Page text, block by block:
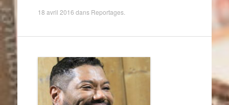
18 avril 2016 dans Reportages.